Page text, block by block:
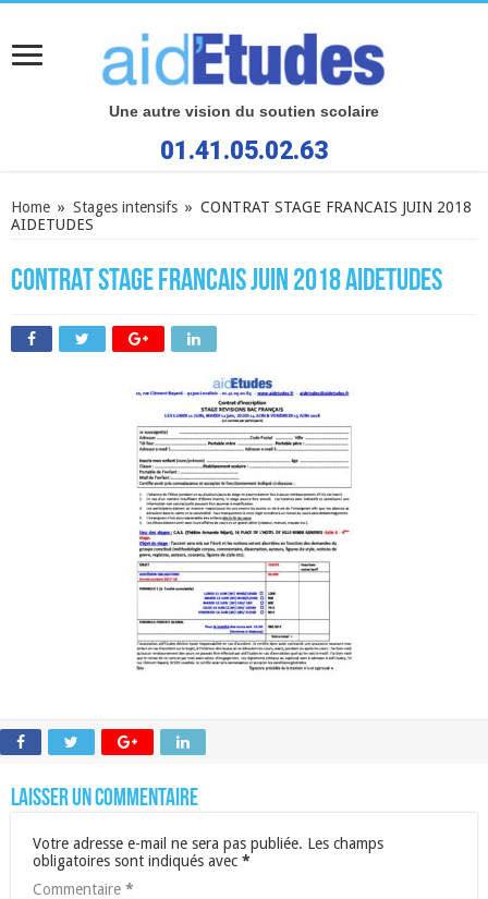
Une autre vision du soutien scolaire
01.41.05.02.63
Home » Stages intensifs » CONTRAT STAGE FRANCAIS JUIN 2018
AIDETUDES
CONTRAT STAGE FRANCAIS JUIN 2018 AIDETUDES
Laisser un commentaire
Votre adresse e-mail ne sera pas publiée. Les champs
obligatoires sont indiqués avec *
Commentaire *